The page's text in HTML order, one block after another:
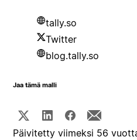
tally.so
Twitter
blog.tally.so
Jaa tämä malli
Päivitetty viimeksi 56